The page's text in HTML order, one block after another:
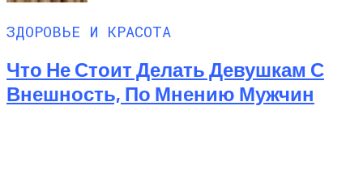
ЗДОРОВЬЕ И КРАСОТА
Что Не Стоит Делать Девушкам С
Внешность, По Мнению Мужчин